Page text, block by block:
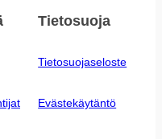
Tietosuoja
Tietosuojaseloste
Evästekäytäntö